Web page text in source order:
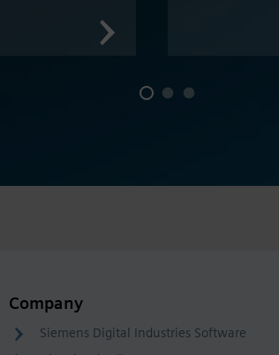
Company
Siemens Digital Industries Software